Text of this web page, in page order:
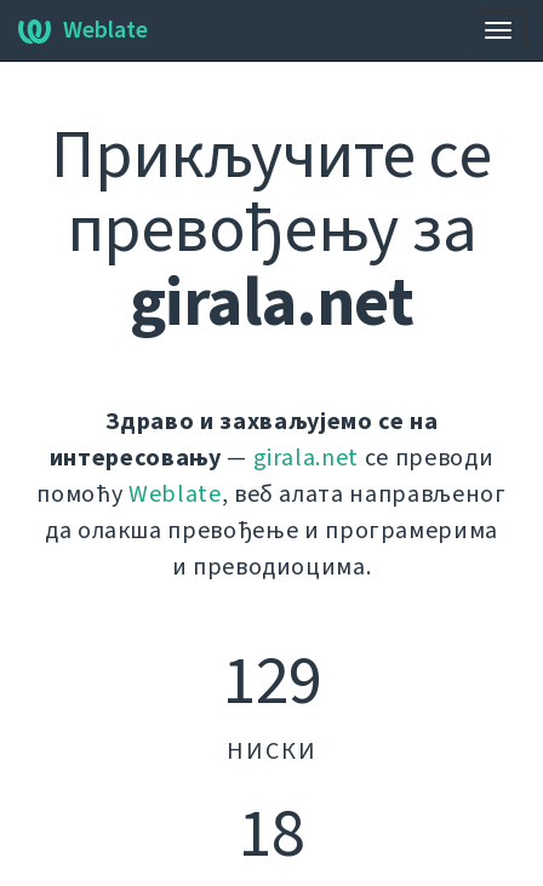
Weblate
Прикључите се
превођењу за
girala.net
Здраво и захваљујемо се на
интересовању — girala.net се преводи
помоћуWeblate, веб алата направљеног
да олакша превођење и програмерима
и преводиоцима.
129
НИСКИ
18